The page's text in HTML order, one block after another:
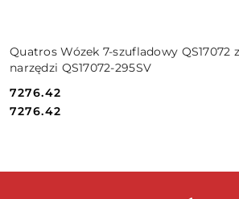
Quatros Wózek 7-szufladowy QS17072
narzędzi QS17072-295SV
Cena:
7276.42
Cena:
7276.42